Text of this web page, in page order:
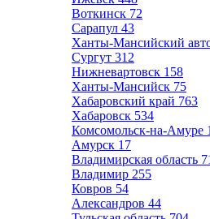
Воткинск 72
Сарапул 43
Ханты-Мансийский
Сургут 312
Нижневартовск 158
Ханты-Мансийск 75
Хабаровский край 763
Хабаровск 534
Комсомольск-на-Амуре
Амурск 17
Владимирская область
Владимир 255
Ковров 54
Александров 44